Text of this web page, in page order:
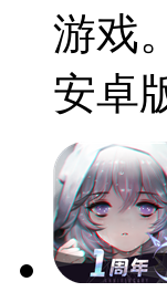
游戏
安卓